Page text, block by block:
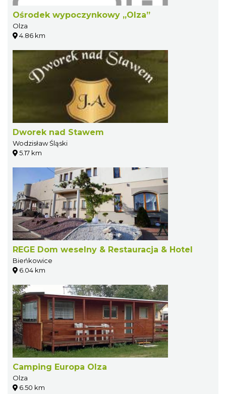
Ośrodek wypoczynkowy „Olza”
Olza
4.86 km
Dworek nad Stawem
Wodzisław Śląski
5.17 km
REGE Dom weselny & Restauracja & Hotel
Bieńkowice
6.04 km
Camping Europa Olza
Olza
6.50 km